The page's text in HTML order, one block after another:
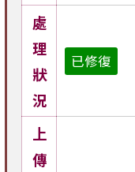
處
理
狀
況
已修復
上
傳